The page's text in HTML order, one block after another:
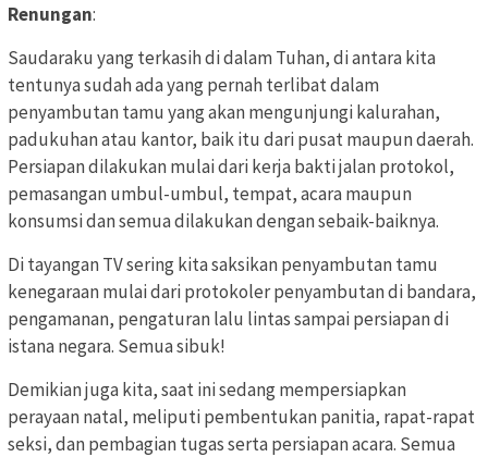
Renungan:
Saudaraku yang terkasih di dalam Tuhan, di antara kita
tentunya sudah ada yang pernah terlibat dalam
penyambutan tamu yang akan mengunjungi kalurahan,
padukuhan atau kantor, baik itu dari pusat maupun daerah.
Persiapan dilakukan mulai dari kerja bakti jalan protokol,
pemasangan umbul-umbul, tempat, acara maupun
konsumsi dan semua dilakukan dengan sebaik-baiknya.
Di tayangan TV sering kita saksikan penyambutan tamu
kenegaraan mulai dari protokoler penyambutan di bandara,
pengamanan, pengaturan lalu lintas sampai persiapan di
istana negara. Semua sibuk!
Demikian juga kita, saat ini sedang mempersiapkan
perayaan natal, meliputi pembentukan panitia, rapat-rapat
seksi, dan pembagian tugas serta persiapan acara. Semua